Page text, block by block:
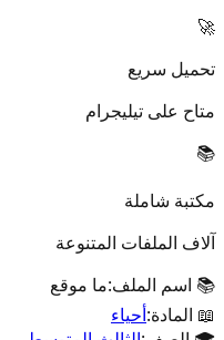
🚀
تحميل سريع
متاح على تيليجرام
📚
مكتبة شاملة
آلاف الملفات المتنوعة
📚 اسم الملف:ما موقع
📖 المادة:أحياء